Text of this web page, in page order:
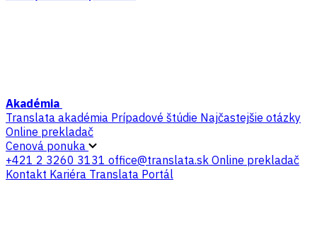
Akadémia
Translata akadémia Prípadové štúdie Najčastejšie otázky
Online prekladač
Cenová ponuka
+421 2 3260 3131 office@translata.sk Online prekladač
Kontakt Kariéra Translata Portál